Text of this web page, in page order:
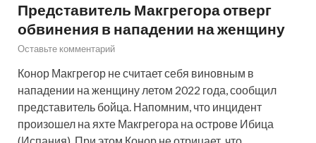
Представитель Макгрегора отверг
обвинения в нападении на женщину
Оставьте комментарий
Конор Макгрегор не считает себя виновным в
нападении на женщину летом 2022 года, сообщил
представитель бойца. Напомним, что инцидент
произошел на яхте Макгрегора на острове Ибица